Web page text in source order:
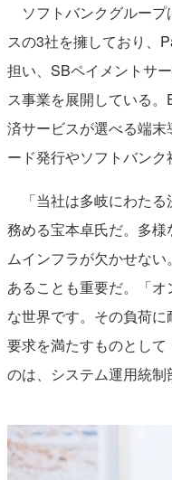
ソフトバンクグループ
スの3社を擁しており、
担い、SBペイメントサ
ス事業を展開している
済サービスが選べる端
ード発行やソフトバンク
「当社は多岐にわたる
務める宝本卓氏だ。多様
ムインフラが欠かせな
あることも重要だ。「
な世界です。その負荷
要求を満たすものとし
のは、システム運用統制